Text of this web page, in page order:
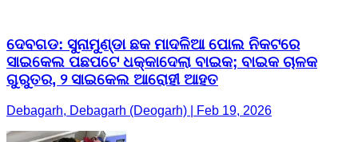
ଦେବଗଡ: ସୁନାମୁଣ୍ଡା ଛକ ମାଦଳିଆ ପୋଲ ନିକଟରେ
ସାଇକେଲ ପଛପଟେ ଧକ୍କାଦେଲା ବାଇକ; ବାଇକ ଚାଳକ
ଗୁରୁତର, ୨ ସାଇକେଲ ଆରୋହୀ ଆହତ
Debagarh, Debagarh (Deogarh) | Feb 19, 2026